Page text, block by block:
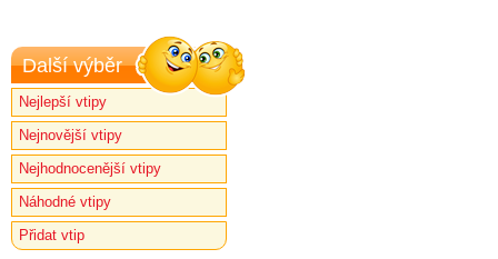
Další výběr
Nejlepší vtipy
Nejnovější vtipy
Nejhodnocenější vtipy
Náhodné vtipy
Přidat vtip